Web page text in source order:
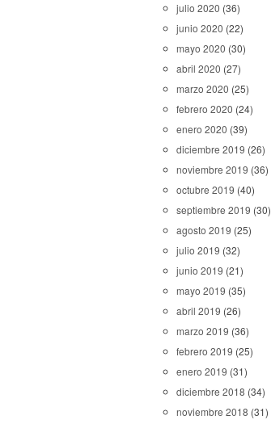
julio 2020 (36)
junio 2020 (22)
mayo 2020 (30)
abril 2020 (27)
marzo 2020 (25)
febrero 2020 (24)
enero 2020 (39)
diciembre 2019 (26)
noviembre 2019 (36)
octubre 2019 (40)
septiembre 2019 (30)
agosto 2019 (25)
julio 2019 (32)
junio 2019 (21)
mayo 2019 (35)
abril 2019 (26)
marzo 2019 (36)
febrero 2019 (25)
enero 2019 (31)
diciembre 2018 (34)
noviembre 2018 (31)